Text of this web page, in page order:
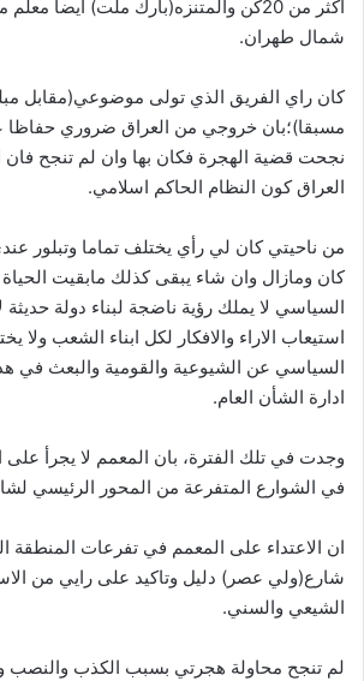
اكثر من 20كن والمتنزه(بارك ملت) ايضا
شمال طهران.
كان راي الفريق الذي تولى موضوعي(مقابل
مسبقا)؛بان خروجي من العراق ضروري حفاظا
نجحت قضية الهجرة فكان بها وان لم تنجح
العراق كون النظام الحاكم اسلامي.
كان ومازال وان شاء يبقى كذلك مابقيت الحياة
السياسي لا يملك رؤية ناضجة لبناء دولة حديثة
استيعاب الاراء والافكار لكل ابناء الشعب ولا
السياسي عن الشيوعية والقومية والبعث في
ادارة الشأن العام.
وجدت في تلك الفترة، بان المعمم لا يجرأ
في الشوارع المتفرعة من المحور الرئيسي
ان الاعتداء على المعمم في تفرعات المنطقة
شارع(ولي عصر) دليل وتاكيد على رايي من
الشيعي والسني.
لم تنجح محاولة هجرتي بسبب الكذب والنصب